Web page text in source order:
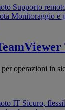
Supporto
Monitoraggio e
operazioni in
IT Sicuro,